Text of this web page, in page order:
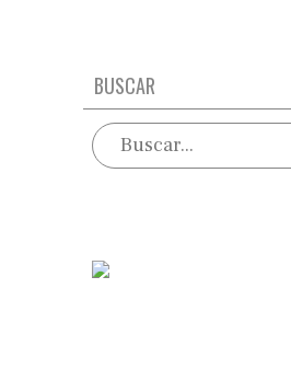
BUSCAR